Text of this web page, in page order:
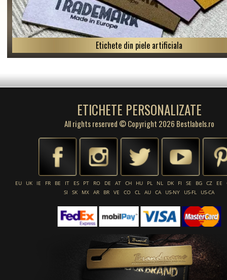
Etichete din piele artificiala
ETICHETE PERSONALIZATE
All rights reserved © Copyright 2026 Bestlabels.ro
EU UK IE FR BE IT ES PT RO DE AT CH HU PL NL DK FI SE BG CZ EE
SI
SK MX AR BR VE CO CL AU CA US-NY US-FL US-CA